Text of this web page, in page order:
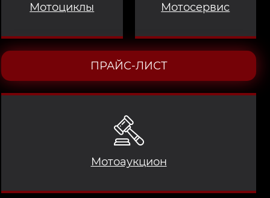
Мотоциклы
Мотоаукцион
Мотосервис
ПРАЙС-ЛИСТ